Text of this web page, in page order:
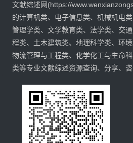
文献综述网(https://
的计算机类、电子信息类、机械机电
管理学类、文学教育类、法学类、交
程类、土木建筑类、地理科学类、环
物流管理与工程类、化学化工与生命
类等专业文献综述资源查询、分享、咨